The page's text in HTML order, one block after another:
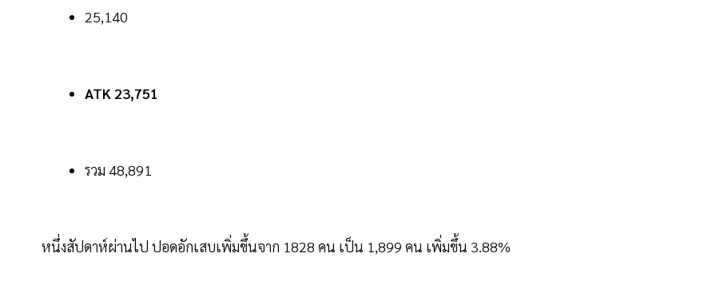
25,140
ATK 23,751
รวม 48,891
หนึ่งสัปดาห์ผ่านไป ปอดอักเสบเพิ่มขึ้นจาก 1828 คน เป็น 1,899 คน เพิ่มขึ้น 3.88%